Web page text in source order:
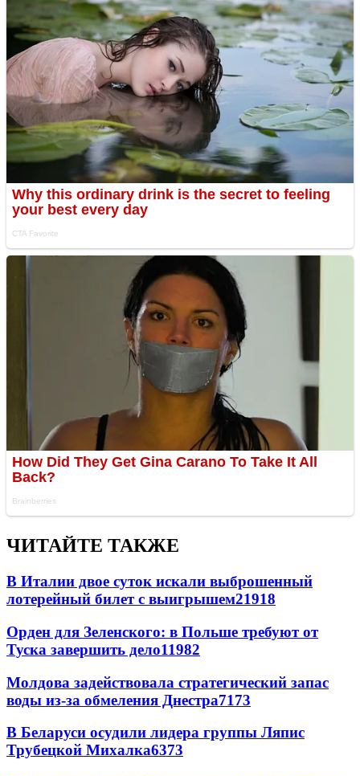
ЧИТАЙТЕ ТАКЖЕ
В Италии двое суток искали выброшенный
лотерейный билет с выигрышем21918
Орден для Зеленского: в Польше требуют от
Туска завершить дело11982
Молдова задействовала стратегический запас
воды из-за обмеления Днестра7173
В Беларуси осудили лидера группы Ляпис
Трубецкой Михалка6373